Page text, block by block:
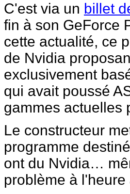
C'est via un billet
fin à son GeForce
cette actualité, ce
de Nvidia
exclusivement
qui avait poussé
gammes actuelles
Le constructeur
programme
ont du Nvidia…
problème à